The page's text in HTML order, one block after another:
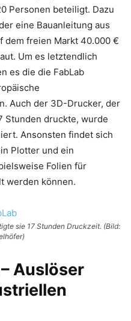
Personen beteiligt. Dazu
eine Bauanleitung aus
dem freien Markt 40.000 €
Um es letztendlich
es die die FabLab
Auch der 3D-Drucker, der
Stunden druckte, wurde
Ansonsten findet sich
Plotter und ein
Folien für
werden können.
sie 17 Stunden Druckzeit. (Bild:
Auslöser